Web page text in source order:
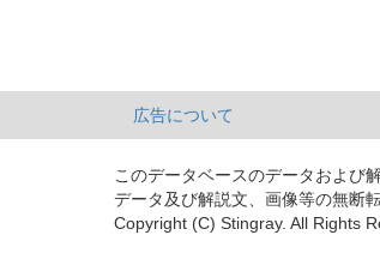
広告について
このデータベースのデータおよび
データ及び解説文、画像等の無断
Copyright (C) Stingray. All Rights